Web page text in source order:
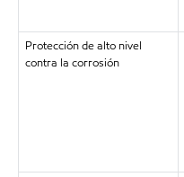
Protección de alto nivel
contra la corrosión